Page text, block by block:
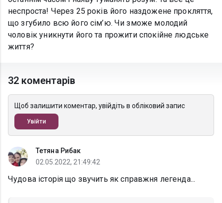
неспроста! Через 25 років його наздожене прокляття,
що згубило всю його сім’ю. Чи зможе молодий
чоловік уникнути його та прожити спокійне людське
життя?
32 коментарів
Щоб залишити коментар, увійдіть в обліковий запис
Увійти
Тетяна Рибак
02.05.2022, 21:49:42
Чудова історія що звучить як справжня легенда...